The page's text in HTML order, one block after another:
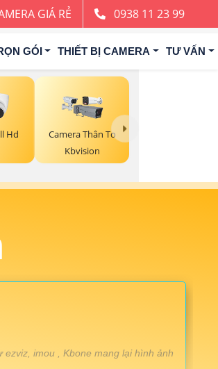
GIÁ RẺ 0938 11 23 99
GÓI THIẾT BỊ CAMERA TƯ VẤN
Hd
Camera Thân To
Kbvision
imou , Kbone mang lại hình ảnh